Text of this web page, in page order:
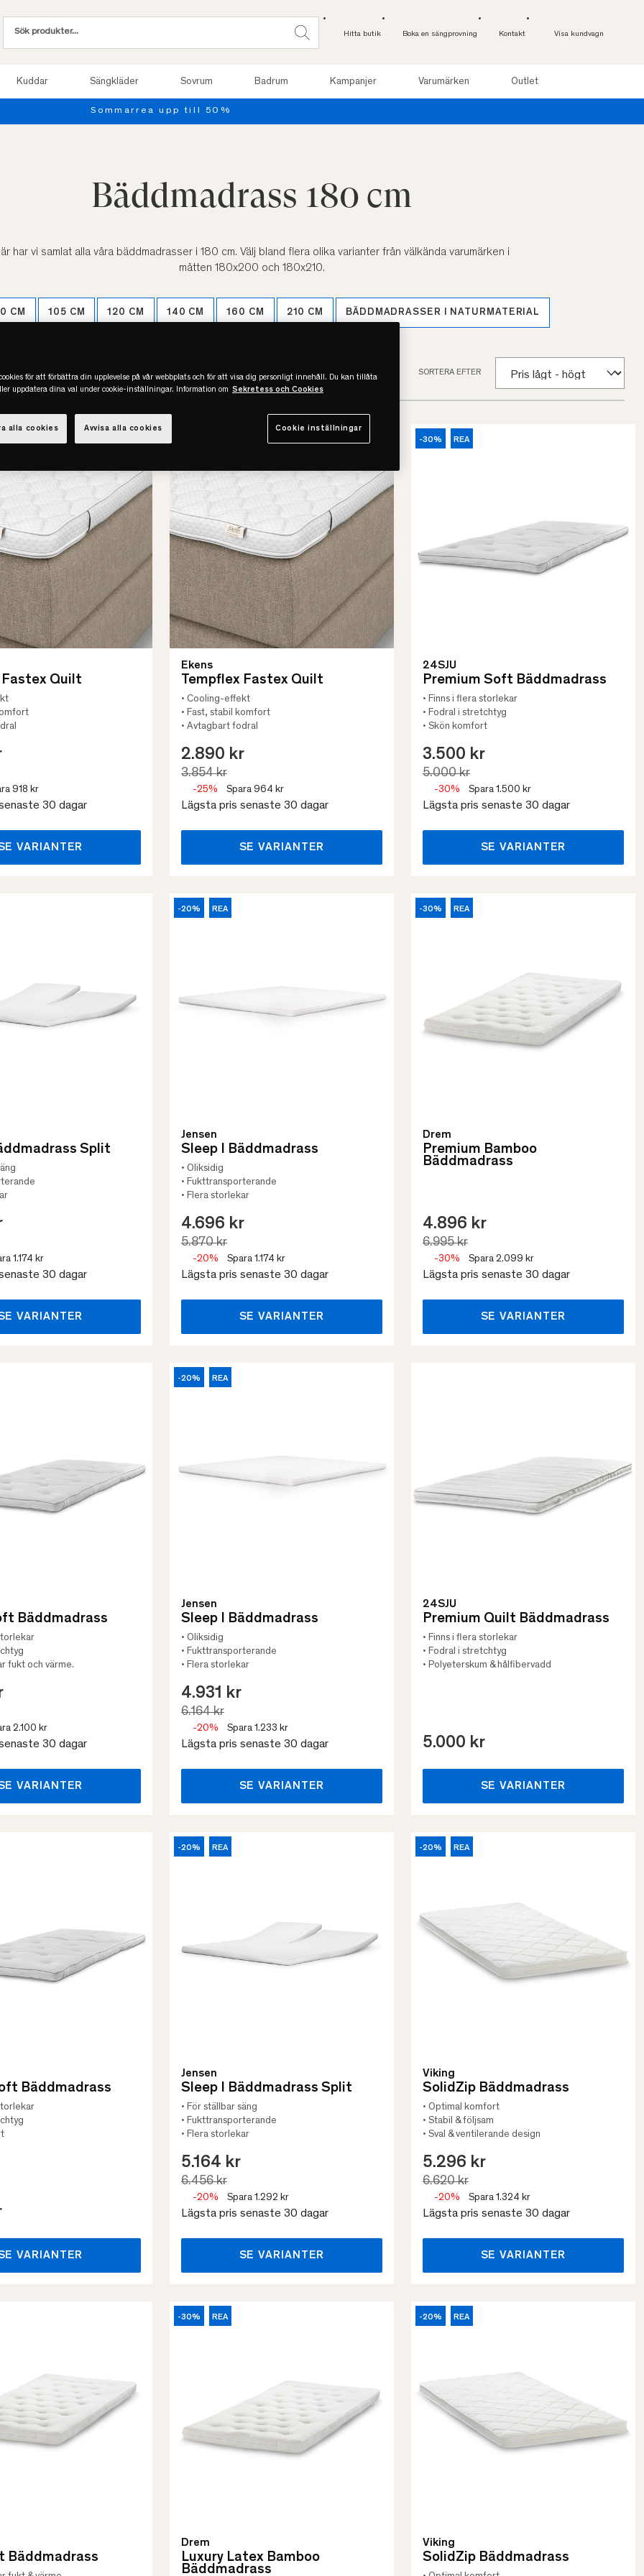
Hitta butik Boka en sängprovning Kontakt Visa kundvagn
Kuddar Sängkläder Sovrum Badrum Kampanjer Varumärken Outlet
Provsov upp till 100 nätter. Läs mer
Bäddmadrass 180 cm
har vi samlat alla våra bäddmadrasser i 180 cm. Välj bland flera olika varianter från välkända varumärken i
måtten 180x200 och 180x210.
CM 105 CM 120 CM 140 CM 160 CM 210 CM BÄDDMADRASSER I NATURMATERIAL
(288) SORTERA EFTER
Fastex Quilt
918 kr
30 dagar
VARIANTER
Ekens
Tempflex Fastex Quilt
• Cooling-effekt
• Fast, stabil komfort
• Avtagbart fodral
2.890 kr
3.854 kr
-25% Spara 964 kr
Lägsta pris senaste 30 dagar
SE VARIANTER
-30% REA
24SJU
Premium Soft Bäddmadrass
• Finns i flera storlekar
• Fodral i stretchtyg
• Skön komfort
3.500 kr
5.000 kr
-30% Spara 1.500 kr
Lägsta pris senaste 30 dagar
SE VARIANTER
Split
1.174 kr
30 dagar
VARIANTER
-20% REA
Jensen
Sleep I Bäddmadrass
• Oliksidig
• Fukttransporterande
• Flera storlekar
4.696 kr
5.870 kr
-20% Spara 1.174 kr
Lägsta pris senaste 30 dagar
SE VARIANTER
-30% REA
Drem
Premium Bamboo
Bäddmadrass
4.896 kr
6.995 kr
-30% Spara 2.099 kr
Lägsta pris senaste 30 dagar
SE VARIANTER
Bäddmadrass
fukt och värme.
2.100 kr
30 dagar
VARIANTER
-20% REA
Jensen
Sleep I Bäddmadrass
• Oliksidig
• Fukttransporterande
• Flera storlekar
4.931 kr
6.164 kr
-20% Spara 1.233 kr
Lägsta pris senaste 30 dagar
SE VARIANTER
24SJU
Premium Quilt Bäddmadrass
• Finns i flera storlekar
• Fodral i stretchtyg
• Polyeterskum & hålfibervadd
5.000 kr
SE VARIANTER
Bäddmadrass
VARIANTER
-20% REA
Jensen
Sleep I Bäddmadrass Split
• För ställbar säng
• Fukttransporterande
• Flera storlekar
5.164 kr
6.456 kr
-20% Spara 1.292 kr
Lägsta pris senaste 30 dagar
SE VARIANTER
-20% REA
Viking
SolidZip Bäddmadrass
• Optimal komfort
• Stabil & följsam
• Sval & ventilerande design
5.296 kr
6.620 kr
-20% Spara 1.324 kr
Lägsta pris senaste 30 dagar
SE VARIANTER
Bäddmadrass
-30% REA
Drem
Luxury Latex Bamboo
Bäddmadrass
-20% REA
Viking
SolidZip Bäddmadrass
för att förbättra din upplevelse på vår webbplats och för att visa dig personligt innehåll. Du kan tillåta
uppdatera dina val under cookie-inställningar. Information om Sekretess och Cookies
Cookie inställningar
Avvisa alla cookies
alla cookies